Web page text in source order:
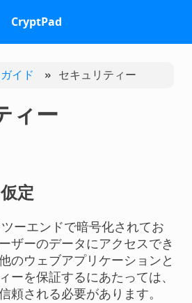
CryptPad
イド » セキュリティー
ィー
定
ーエンドで暗号化されてお
ザーのデータにアクセスでき
のウェブアプリケーションと
ーを保証するにあたっては、
頼される必要があります。